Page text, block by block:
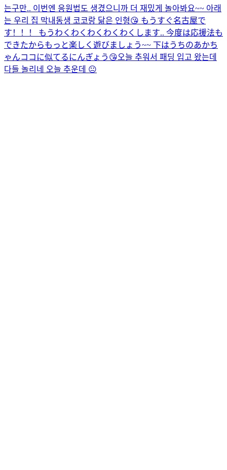
는구만.. 이번엔 응원법도 생겼으니까 더 재밌게 놀아봐요~~ 아래
는 우리 집 막내동생 코코랑 닮은 인형😘 もうすぐ名古屋で
す！！！ もうわくわくわくわくわくします.. 今度は応援法も
できたからもっと楽しく遊びましょう~~ 下はうちのあかち
ゃんココに似てるにんぎょう😘오늘 추워서 패딩 입고 왔는데
다들 놀리네 오늘 추운데 😐